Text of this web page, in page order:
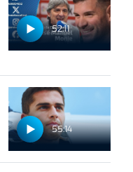
52:11
55:14